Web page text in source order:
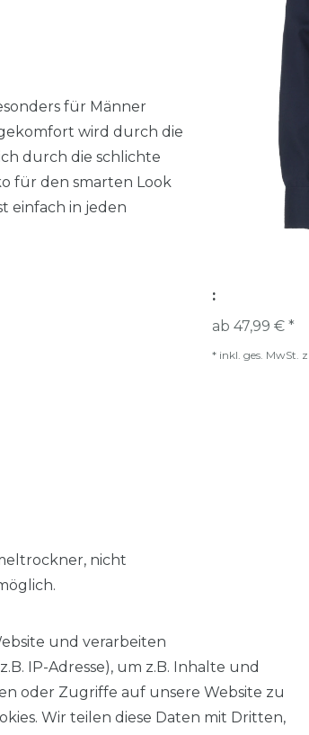
für Männer
wird durch die
durch die schlichte
für den smarten Look
einfach in jeden
nicht
:
ab 47,99 € *
* inkl. ges. MwSt.
und verarbeiten
IP-Adresse), um z.B. Inhalte und
oder Zugriffe auf unsere Website zu
Wir teilen diese Daten mit Dritten,